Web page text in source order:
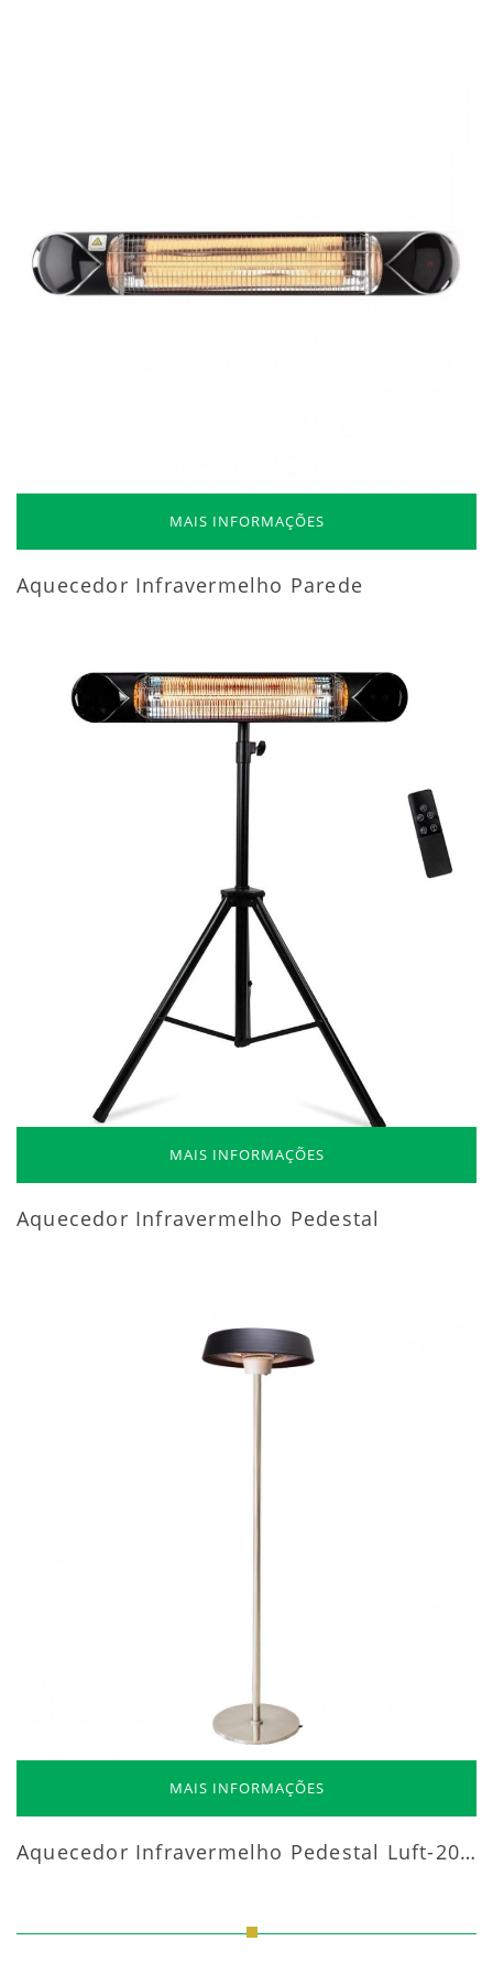
MAIS INFORMAÇÕES
Aquecedor Infravermelho Parede
MAIS INFORMAÇÕES
Aquecedor Infravermelho Pedestal
MAIS INFORMAÇÕES
Aquecedor Infravermelho Pedestal Luft-20000